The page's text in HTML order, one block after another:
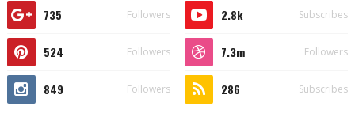
735 Followers 2.8k Subscribes
524 Followers 7.3m Followers
849 Followers 286 Subscribes